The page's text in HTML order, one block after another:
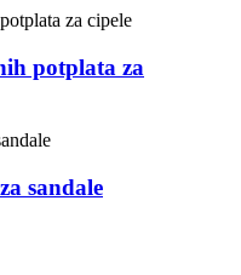
potplata za
sandale